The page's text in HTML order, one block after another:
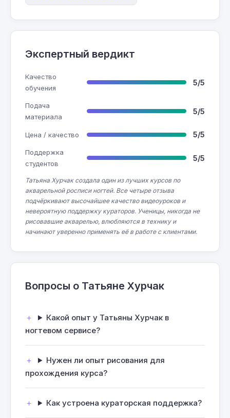
Экспертный вердикт
Качество
обучения
5/5
Подача
материала
5/5
Цена / качество 5/5
Поддержка
студентов
5/5
Татьяна Хурчак создала один из лучших курсов по
акварельной росписи ногтей. Все четыре отзыва
подчёркивают высочайшее качество видеоуроков и
невероятную поддержку кураторов. Ученицы, никогда не
рисовавшие акварелью, влюбляются в технику и
начинают уверенно применять её в работе с клиентами.
Вопросы о Татьяне Хурчак
Какой опыт у Татьяны Хурчак в
ногтевом сервисе?
Нужен ли опыт рисования для
прохождения курса?
Как устроена кураторская поддержка?